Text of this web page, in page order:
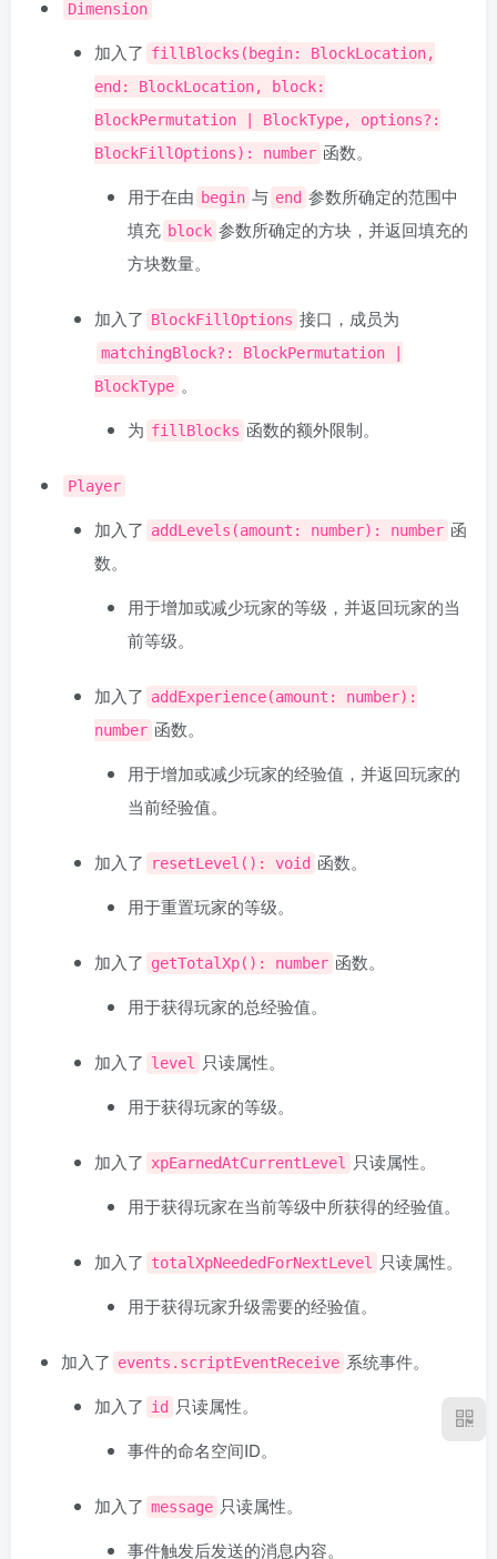
Dimension
加入了 fillBlocks(begin: BlockLocation,
end: BlockLocation, block:
BlockPermutation | BlockType, options?:
BlockFillOptions): number 函数。
用于在由 begin 与 end 参数所确定的范围中
填充 block 参数所确定的方块，并返回填充的
方块数量。
加入了 BlockFillOptions 接口，成员为
matchingBlock?: BlockPermutation |
BlockType 。
为 fillBlocks 函数的额外限制。
Player
加入了 addLevels(amount: number): number 函
数。
用于增加或减少玩家的等级，并返回玩家的当
前等级。
加入了 addExperience(amount: number):
number 函数。
用于增加或减少玩家的经验值，并返回玩家的
当前经验值。
加入了 resetLevel(): void 函数。
用于重置玩家的等级。
加入了 getTotalXp(): number 函数。
用于获得玩家的总经验值。
加入了 level 只读属性。
用于获得玩家的等级。
加入了 xpEarnedAtCurrentLevel 只读属性。
用于获得玩家在当前等级中所获得的经验值。
加入了 totalXpNeededForNextLevel 只读属性。
用于获得玩家升级需要的经验值。
加入了 events.scriptEventReceive 系统事件。
加入了 id
只读属性。
事件的命名空间ID。
加入了 message 只读属性。
事件触发后发送的消息内容。